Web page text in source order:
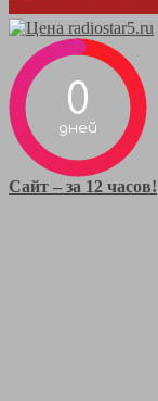
0
дней
Сайт – за 12 часов!